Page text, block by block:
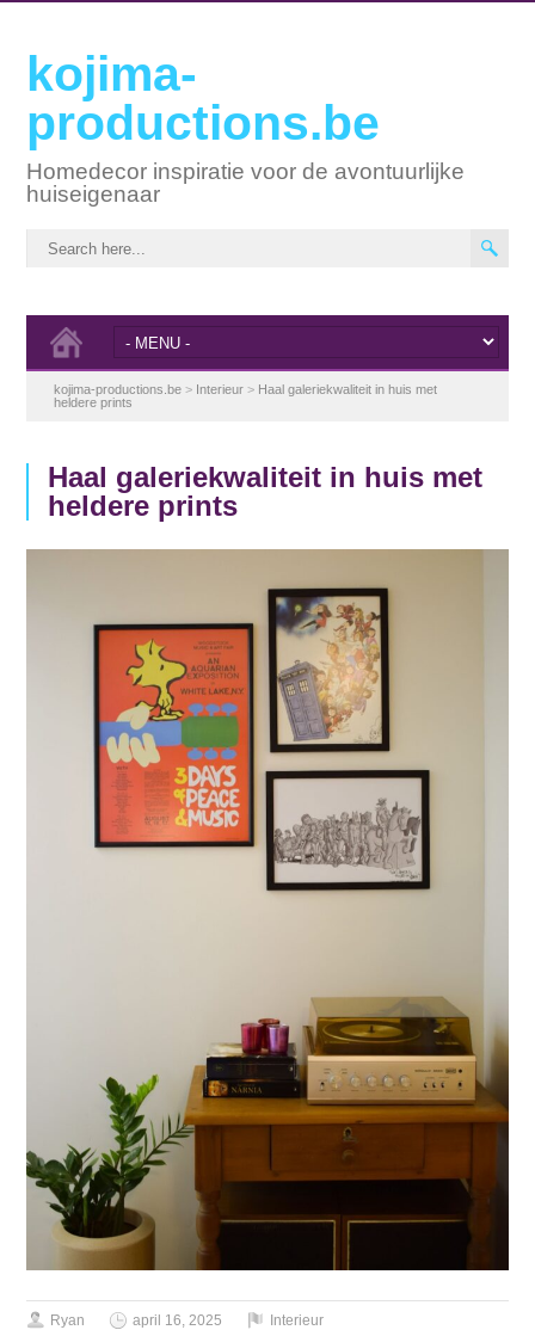
kojima-
productions.be
Homedecor inspiratie voor de avontuurlijke
huiseigenaar
kojima-productions.be > Interieur > Haal galeriekwaliteit in huis met
heldere prints
Haal galeriekwaliteit in huis met
heldere prints
Ryan april 16, 2025 Interieur